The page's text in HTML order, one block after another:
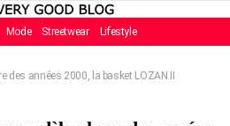
Mode Streetwear Lifestyle
des années 2000, la basket LOZAN II